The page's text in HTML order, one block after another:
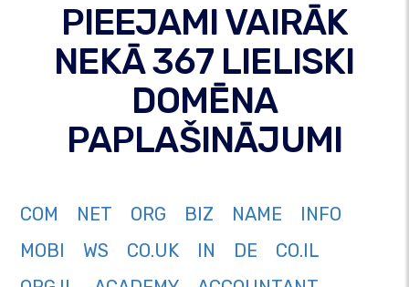
PIEEJAMI VAIRĀK
NEKĀ 367 LIELISKI
DOMĒNA
PAPLAŠINĀJUMI
COM NET ORG BIZ NAME
INFO
MOBI
WS CO.UK IN DE
CO.IL